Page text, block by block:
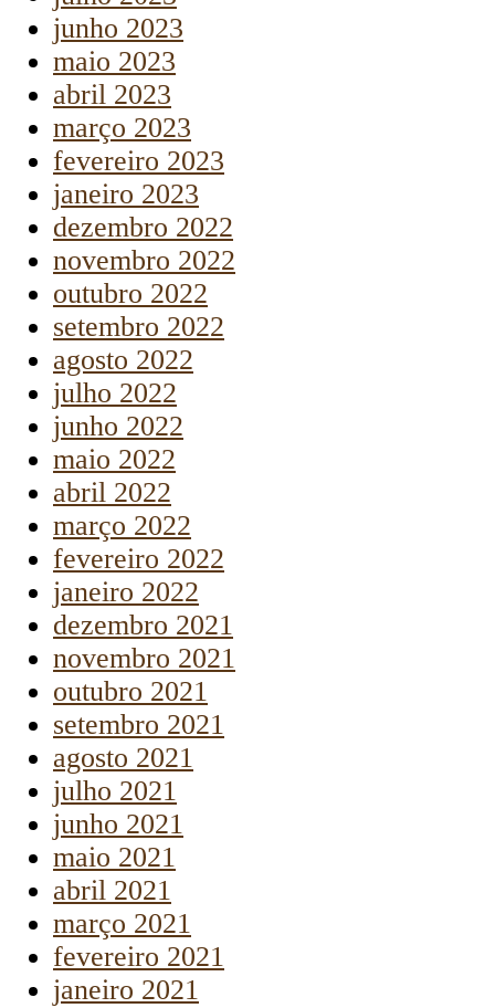
junho 2023
maio 2023
abril 2023
março 2023
fevereiro 2023
janeiro 2023
dezembro 2022
novembro 2022
outubro 2022
setembro 2022
agosto 2022
julho 2022
junho 2022
maio 2022
abril 2022
março 2022
fevereiro 2022
janeiro 2022
dezembro 2021
novembro 2021
outubro 2021
setembro 2021
agosto 2021
julho 2021
junho 2021
maio 2021
abril 2021
março 2021
fevereiro 2021
janeiro 2021